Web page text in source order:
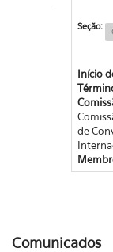
Seção:
Início
de
Comunicados